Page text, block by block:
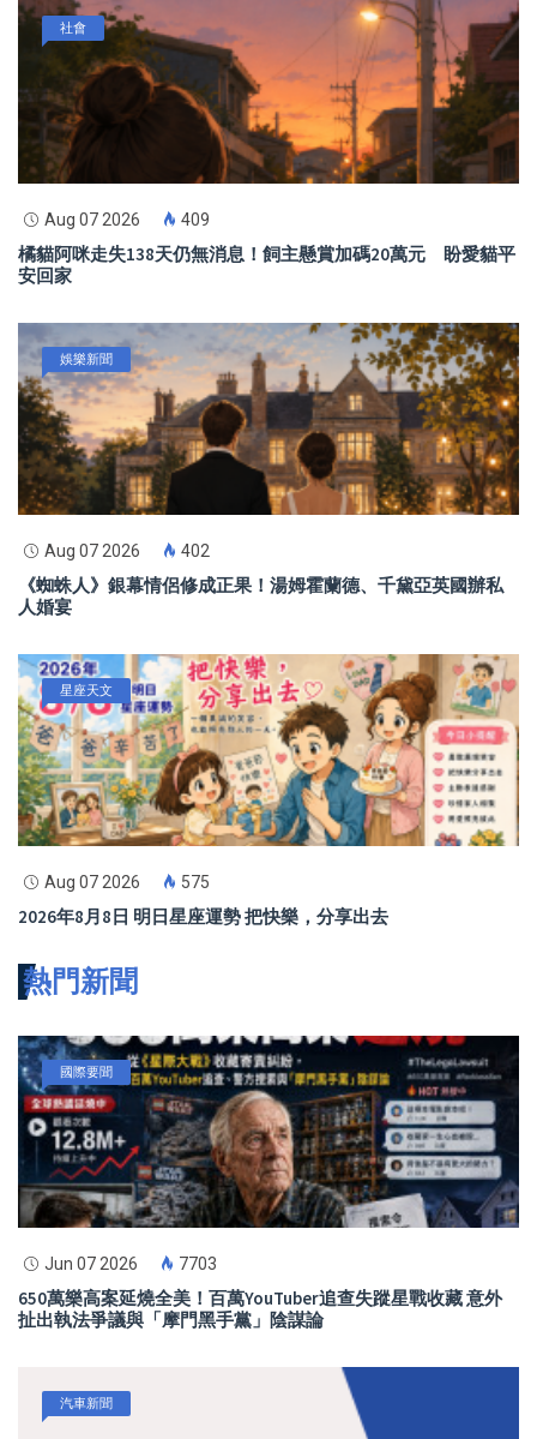
社會
Aug 07 2026 409
橘貓阿咪走失138天仍無消息！飼主懸賞加碼20萬元 盼愛貓平
安回家
娛樂新聞
Aug 07 2026 402
《蜘蛛人》銀幕情侶修成正果！湯姆霍蘭德、千黛亞英國辦私
人婚宴
星座天文
Aug 07 2026 575
2026年8月8日 明日星座運勢 把快樂，分享出去
熱門新聞
國際要聞
Jun 07 2026 7703
650萬樂高案延燒全美！百萬YouTuber追查失蹤星戰收藏 意外
扯出執法爭議與「摩門黑手黨」陰謀論
汽車新聞